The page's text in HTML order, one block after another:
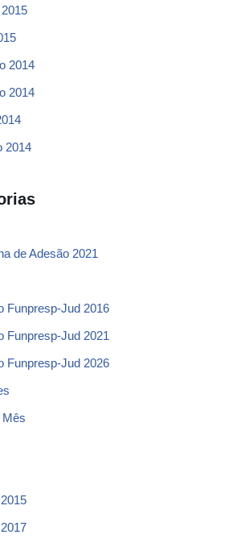
2014
2014
2014
de Adesão 2021
Funpresp-Jud 2016
Funpresp-Jud 2021
Funpresp-Jud 2026
Mês